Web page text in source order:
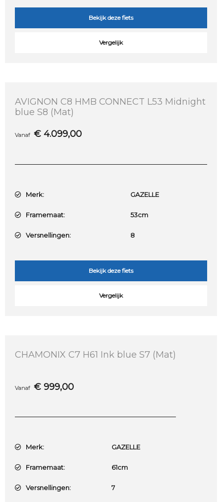
Bekijk deze fiets
Vergelijk
AVIGNON C8 HMB CONNECT L53 Midnight
blue S8 (Mat)
Vanaf € 4.099,00
Merk: GAZELLE
Framemaat: 53cm
Versnellingen: 8
Bekijk deze fiets
Vergelijk
CHAMONIX C7 H61 Ink blue S7 (Mat)
Vanaf € 999,00
Merk: GAZELLE
Framemaat: 61cm
Versnellingen: 7